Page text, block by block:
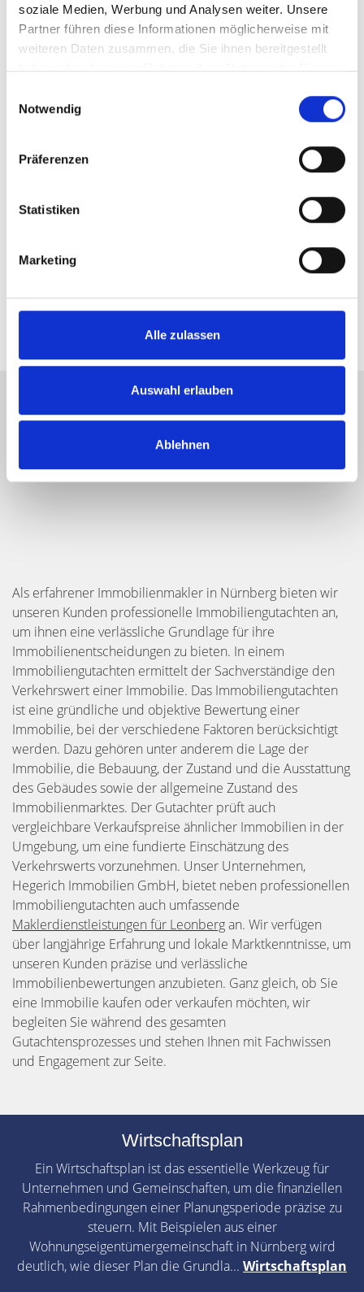
soziale Medien, Werbung und Analysen weiter. Unsere
Partner führen diese Informationen möglicherweise mit
weiteren Daten zusammen, die Sie ihnen bereitgestellt
haben oder die sie im Rahmen Ihrer Nutzung der Dienste
Notwendig
Präferenzen
Statistiken
Marketing
Alle zulassen
Auswahl erlauben
Ablehnen
Als erfahrener Immobilienmakler in Nürnberg bieten wir
unseren Kunden professionelle Immobiliengutachten an,
um ihnen eine verlässliche Grundlage für ihre
Immobilienentscheidungen zu bieten. In einem
Immobiliengutachten ermittelt der Sachverständige den
Verkehrswert einer Immobilie. Das Immobiliengutachten
ist eine gründliche und objektive Bewertung einer
Immobilie, bei der verschiedene Faktoren berücksichtigt
werden. Dazu gehören unter anderem die Lage der
Immobilie, die Bebauung, der Zustand und die Ausstattung
des Gebäudes sowie der allgemeine Zustand des
Immobilienmarktes. Der Gutachter prüft auch
vergleichbare Verkaufspreise ähnlicher Immobilien in der
Umgebung, um eine fundierte Einschätzung des
Verkehrswerts vorzunehmen. Unser Unternehmen,
Hegerich Immobilien GmbH, bietet neben professionellen
Immobiliengutachten auch umfassende
Maklerdienstleistungen für Leonbergan. Wir verfügen
über langjährige Erfahrung und lokale Marktkenntnisse, um
unseren Kunden präzise und verlässliche
Immobilienbewertungen anzubieten. Ganz gleich, ob Sie
eine Immobilie kaufen oder verkaufen möchten, wir
begleiten Sie während des gesamten
Gutachtensprozesses und stehen Ihnen mit Fachwissen
und Engagement zur Seite.
Wirtschaftsplan
Ein Wirtschaftsplan ist das essentielle Werkzeug für
Unternehmen und Gemeinschaften, um die finanziellen
Rahmenbedingungen einer Planungsperiode präzise zu
steuern. Mit Beispielen aus einer
Wohnungseigentümergemeinschaft in Nürnberg wird
deutlich, wie dieser Plan die Grundla... Wirtschaftsplan